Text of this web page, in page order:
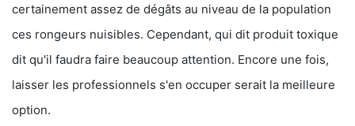
certainement assez de dégâts au niveau de la population
ces rongeurs nuisibles. Cependant, qui dit produit toxique
dit qu'il faudra faire beaucoup attention. Encore une fois,
laisser les professionnels s'en occuper serait la meilleure
option.